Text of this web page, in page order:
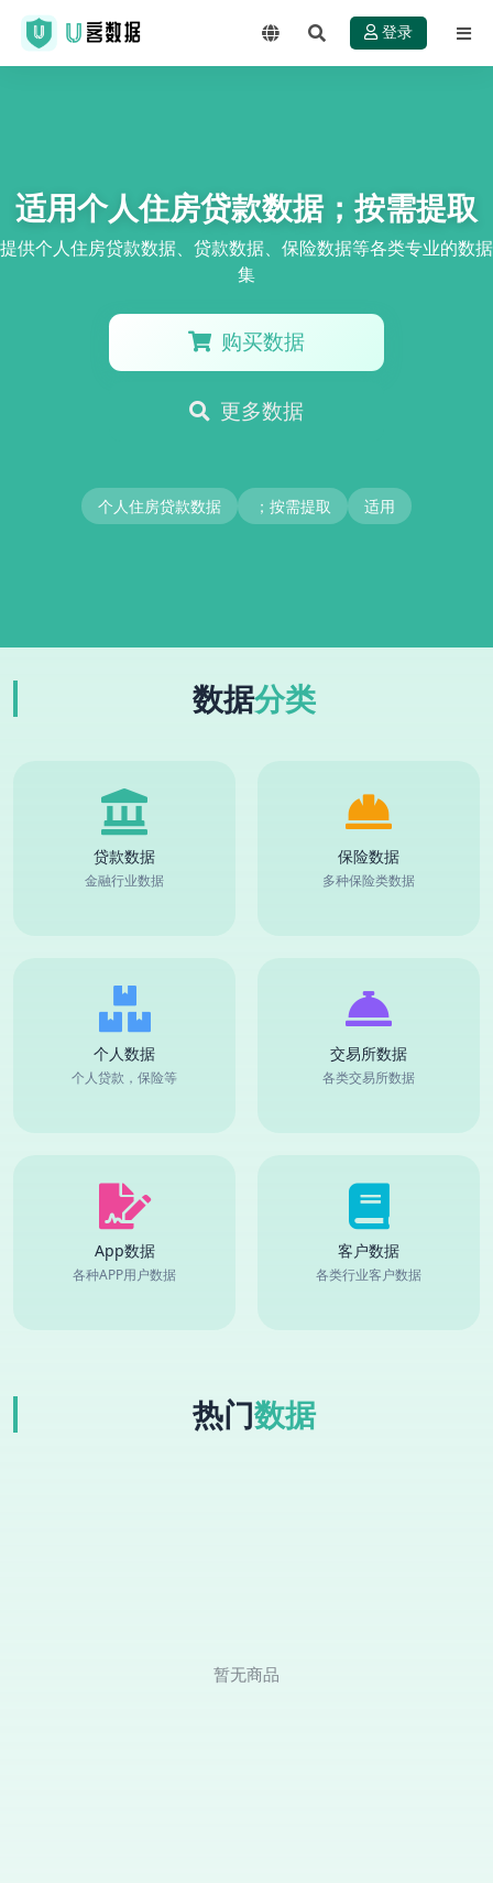
登录
适用个人住房贷款数据；按需提取
提供个人住房贷款数据、贷款数据、保险数据等各类专业的数据
集
购买数据
更多数据
个人住房贷款数据 ；按需提取 适用
数据分类
贷款数据
金融行业数据
保险数据
多种保险类数据
个人数据
个人贷款，保险等
交易所数据
各类交易所数据
App数据
各种APP用户数据
客户数据
各类行业客户数据
热门数据
暂无商品